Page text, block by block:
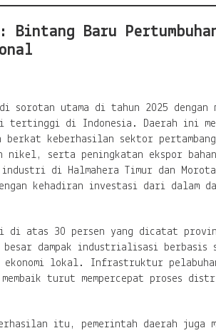
Bintang Baru
sorotan utama di tahun 2025 dengan
tertinggi di Indonesia. Daerah ini
keberhasilan sektor
nikel, serta peningkatan ekspor
di Halmahera Timur dan
kehadiran investasi dari dalam
di atas 30 persen yang dicatat
besar dampak industrialisasi berbasis
ekonomi lokal. Infrastruktur
turut mempercepat proses
itu, pemerintah daerah juga